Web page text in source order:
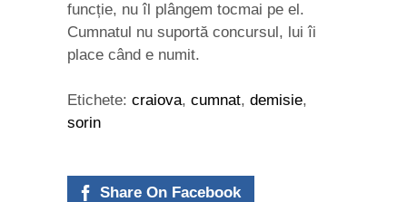
funcție, nu îl plângem tocmai pe el.
Cumnatul nu suportă concursul, lui îi
place când e numit.
Etichete: craiova, cumnat, demisie,
sorin
Share On Facebook